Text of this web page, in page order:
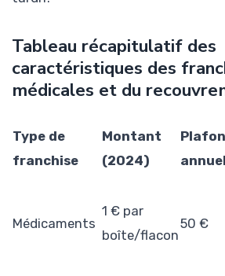
Tableau récapitulatif des
caractéristiques des
médicales et du
Type de
franchise
Montant
(2024)
annuel
Médicaments
1 € par
boîte/flacon
50 €